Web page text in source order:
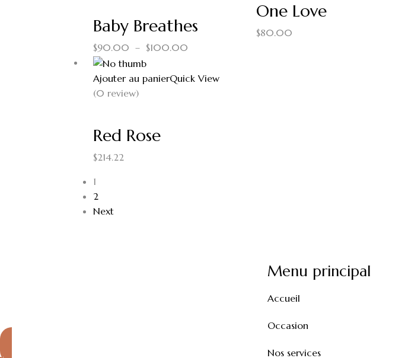
Baby Breathes
$90.00 – $100.00
One Love
$80.00
Ajouter au panierQuick View
(0 review)
Red Rose
$214.22
1
2
Next
Menu principal
Accueil
Occasion
Nos services